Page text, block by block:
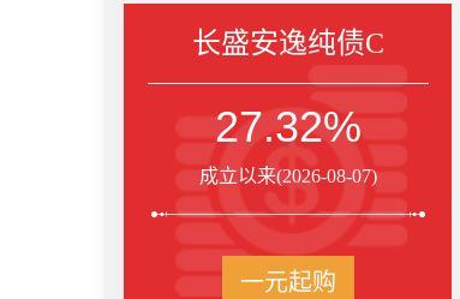
长盛安逸纯债C
27.32%
成立以来(2026-08-07)
一元起购